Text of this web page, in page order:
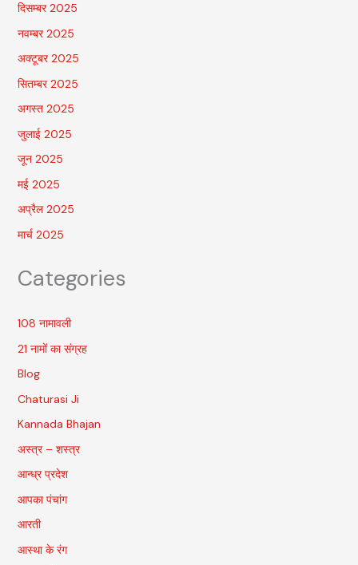
दिसम्बर 2025
नवम्बर 2025
अक्टूबर 2025
सितम्बर 2025
अगस्त 2025
जुलाई 2025
जून 2025
मई 2025
अप्रैल 2025
मार्च 2025
Categories
108 नामावली
21 नामों का संग्रह
Blog
Chaturasi Ji
Kannada Bhajan
अस्त्र – शस्त्र
आन्ध्र प्रदेश
आपका पंचांग
आरती
आस्था के रंग